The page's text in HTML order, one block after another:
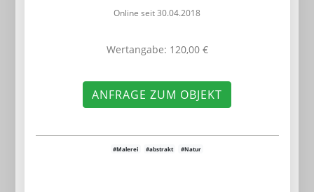
Online seit 30.04.2018
Wertangabe: 120,00 €
ANFRAGE ZUM OBJEKT
#Malerei #abstrakt #Natur